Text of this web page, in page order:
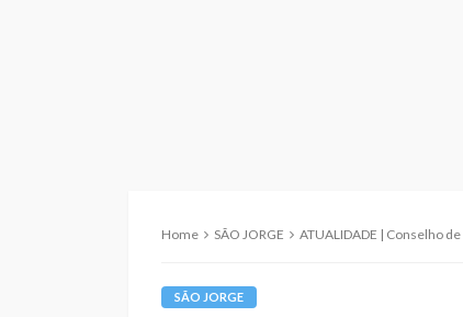
Home SÃO JORGE ATUALIDADE | Conselho de Governo autorizou
SÃO JORGE